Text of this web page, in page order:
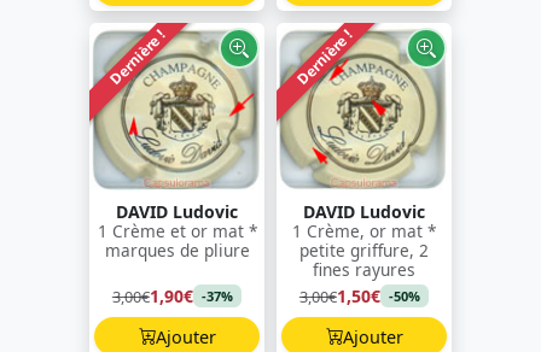
Dernière !
DAVID Ludovic
1 Crème et or mat *
marques de pliure
3,00€1,90€ -37%
Ajouter
Dernière !
DAVID Ludovic
1 Crème, or mat *
petite griffure, 2
fines rayures
3,00€1,50€ -50%
Ajouter